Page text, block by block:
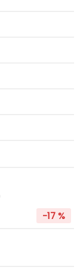
-17 %